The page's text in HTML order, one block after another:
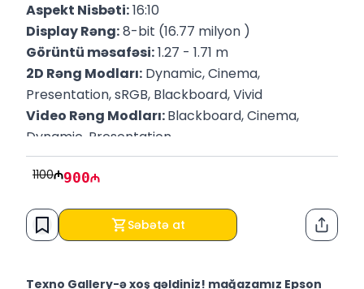
Aspekt Nisbəti: 16:10
Display Rəng: 8-bit (16.77 milyon )
Görüntü məsafəsi: 1.27 - 1.71 m
2D Rəng Modları: Dynamic, Cinema,
Presentation, sRGB, Blackboard, Vivid
Video Rəng Modları: Blackboard, Cinema,
Dynamic, Presentation
Çəki: 2.40 Kq
Qabaritlər:
1100 900
Səbətə at
Texno Gallery-ə xoş gəldiniz! mağazamız Epson